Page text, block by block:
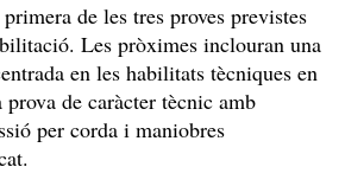
de les tres proves previstes
Les pròximes inclouran una
en les habilitats tècniques en
de caràcter tècnic amb
per corda i maniobres